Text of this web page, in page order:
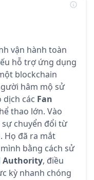
vận hành toàn
hỗ trợ ứng dụng
blockchain
hâm mộ sử
dịch các Fan
thao lớn. Vào
chuyển đổi từ
Họ đã ra mắt
bằng cách sử
Authority, điều
kỳ nhanh chóng